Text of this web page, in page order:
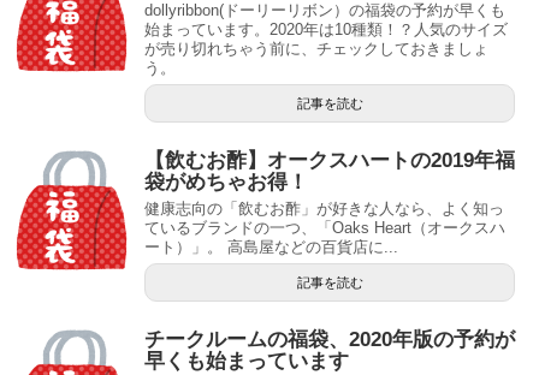
dollyribbon(ドーリーリボン）の福袋の予約が早くも
始まっています。2020年は10種類！？人気のサイズ
が売り切れちゃう前に、チェックしておきましょ
う。
記事を読む
【飲むお酢】オークスハートの2019年福
袋がめちゃお得！
健康志向の「飲むお酢」が好きな人なら、よく知っ
ているブランドの一つ、「Oaks Heart（オークスハ
ート）」。 高島屋などの百貨店に...
記事を読む
チークルームの福袋、2020年版の予約が
早くも始まっています